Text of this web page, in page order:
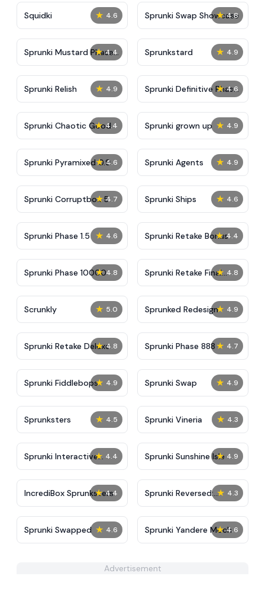
★ 4.6
Squidki ★ 4.8
Sprunki Swap Showcase
★ 4.4
Sprunki Mustard Phase
2
★ 4.9
Sprunkstard
★ 4.9
Sprunki Relish ★ 4.6
Sprunki Definitive Phase
7
★ 4.4
Sprunki Chaotic Good ★ 4.9
Sprunki grown up
★ 4.6
Sprunki Pyramixed 0.9 ★ 4.9
Sprunki Agents
★ 4.7
Sprunki Corruptbox 5 ★ 4.6
Sprunki Ships
★ 4.6
Sprunki Phase 1.5 ★ 4.4
Sprunki Retake Bonus
★ 4.8
Sprunki Phase 10000 ★ 4.8
Sprunki Retake Final
Update
★ 5.0
Scrunkly ★ 4.9
Sprunked Redesign
★ 4.8
Sprunki Retake Deluxe ★ 4.7
Sprunki Phase 888
★ 4.9
Sprunki Fiddlebops ★ 4.9
Sprunki Swap
★ 4.5
Sprunksters ★ 4.3
Sprunki Vineria
★ 4.4
Sprunki Interactive
Tunner
★ 4.9
Sprunki Sunshine Isle
★ 4.4
IncrediBox Sprunksters ★ 4.3
Sprunki Reversed:
Reupload!
★ 4.6
Sprunki Swapped ★ 4.6
Sprunki Yandere Moch
Advertisement